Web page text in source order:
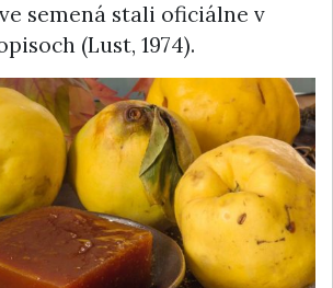
semená stali oficiálne v
(Lust, 1974).